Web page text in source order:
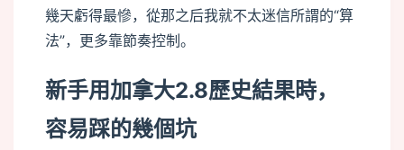
幾天虧得最慘，從那之后我就不太迷信所謂的“算
法”，更多靠節奏控制。
新手用加拿大2.8歷史結果時，
容易踩的幾個坑